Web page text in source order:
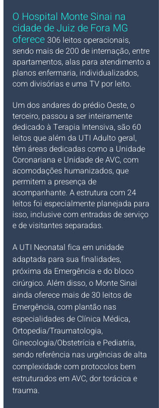
O Hospital Monte Sinai na
cidade de Juiz de Fora MG
oferece 306 leitos operacionais,
sendo mais de 200 de internação, entre
apartamentos, alas para atendimento a
planos enfermaria, individualizados,
com divisórias e uma TV por leito.
Um dos andares do prédio Oeste, o
terceiro, passou a ser inteiramente
dedicado à Terapia Intensiva, são 60
leitos que além da UTI Adulto geral,
têm áreas dedicadas como a Unidade
Coronariana e Unidade de AVC, com
acomodações humanizados, que
permitem a presença de
acompanhante. A estrutura com 24
leitos foi especialmente planejada para
isso, inclusive com entradas de serviço
e de visitantes separadas.
A UTI Neonatal fica em unidade
adaptada para sua finalidades,
próxima da Emergência e do bloco
cirúrgico. Além disso, o Monte Sinai
ainda oferece mais de 30 leitos de
Emergência, com plantão nas
especialidades de Clínica Médica,
Ortopedia/Traumatologia,
Ginecologia/Obstetrícia e Pediatria,
sendo referência nas urgências de alta
complexidade com protocolos bem
estruturados em AVC, dor torácica e
trauma.